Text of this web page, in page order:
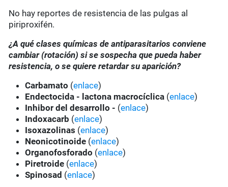
No hay reportes de resistencia de las pulgas al
piriproxifén.
¿A qué clases químicas de antiparasitarios conviene
cambiar (rotación) si se sospecha que pueda haber
resistencia, o se quiere retardar su aparición?
Carbamato (enlace)
Endectocida - lactona macrocíclica (enlace)
Inhibor del desarrollo - (enlace)
Indoxacarb (enlace)
Isoxazolinas (enlace)
Neonicotinoide (enlace)
Organofosforado (enlace)
Piretroide (enlace)
Spinosad (enlace)